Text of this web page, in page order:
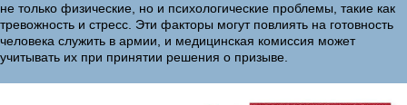
не только физические, но и психологические проблемы, такие как
тревожность и стресс. Эти факторы могут повлиять на готовность
человека служить в армии, и медицинская комиссия может
учитывать их при принятии решения о призыве.